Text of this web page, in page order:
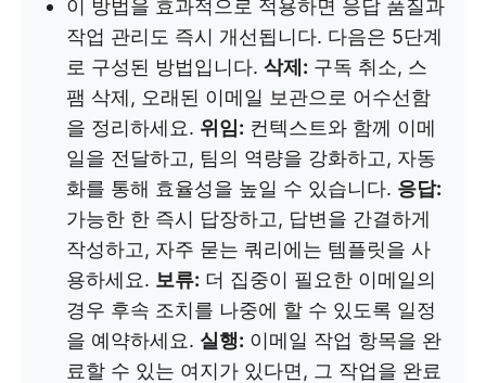
이 방법을 효과적으로 적용하면 응답 품질과
작업 관리도 즉시 개선됩니다. 다음은 5단계
로 구성된 방법입니다. 삭제: 구독 취소, 스
팸 삭제, 오래된 이메일 보관으로 어수선함
을 정리하세요. 위임: 컨텍스트와 함께 이메
일을 전달하고, 팀의 역량을 강화하고, 자동
화를 통해 효율성을 높일 수 있습니다. 응답:
가능한 한 즉시 답장하고, 답변을 간결하게
작성하고, 자주 묻는 쿼리에는 템플릿을 사
용하세요. 보류: 더 집중이 필요한 이메일의
경우 후속 조치를 나중에 할 수 있도록 일정
을 예약하세요. 실행: 이메일 작업 항목을 완
료할 수 있는 여지가 있다면, 그 작업을 완료